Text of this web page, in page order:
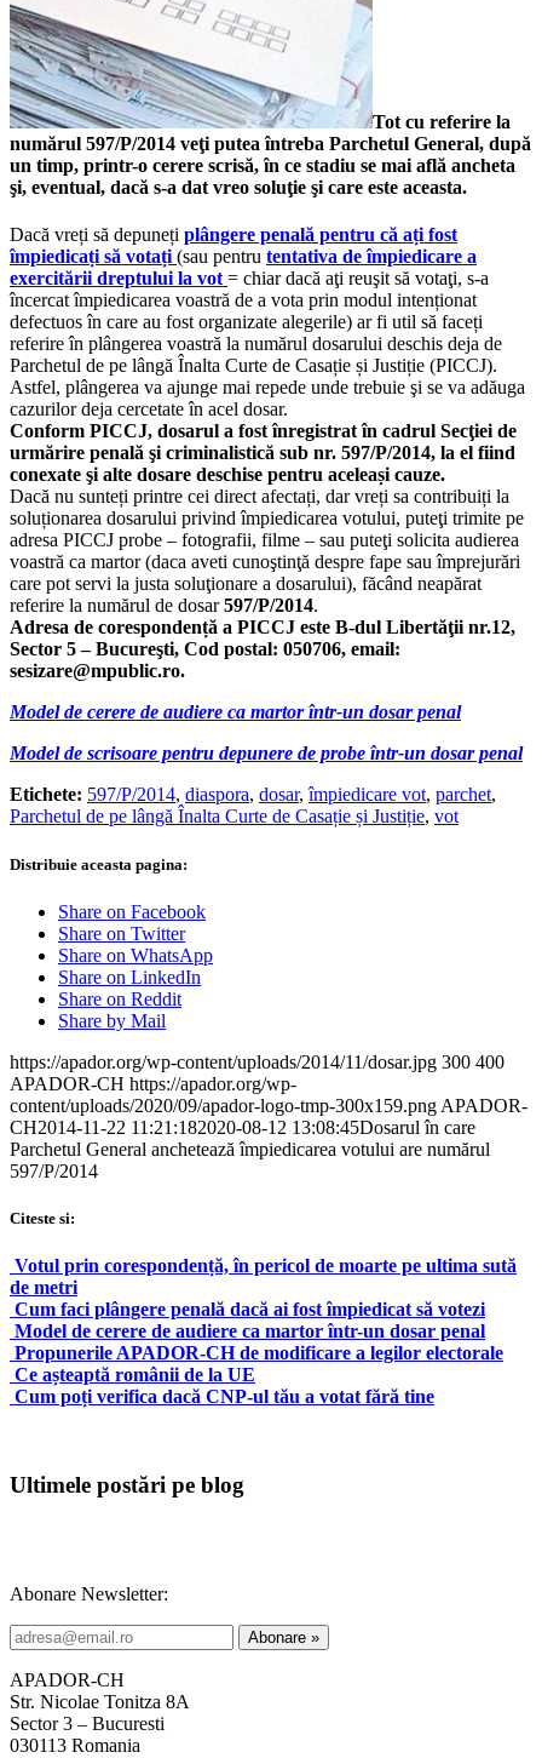
Tot cu referire la
numărul 597/P/2014 veţi putea întreba Parchetul General, după
un timp, printr-o cerere scrisă, în ce stadiu se mai află ancheta
şi, eventual, dacă s-a dat vreo soluţie şi care este aceasta.
Dacă vreți să depuneți plângere penală pentru că ați fost
împiedicați să votați (sau pentru tentativa de împiedicare a
exercitării dreptului la vot = chiar dacă aţi reuşit să votaţi, s-a
încercat împiedicarea voastră de a vota prin modul intenționat
defectuos în care au fost organizate alegerile) ar fi util să faceți
referire în plângerea voastră la numărul dosarului deschis deja de
Parchetul de pe lângă Înalta Curte de Casație și Justiție (PICCJ).
Astfel, plângerea va ajunge mai repede unde trebuie şi se va adăuga
cazurilor deja cercetate în acel dosar.
Conform PICCJ, dosarul a fost înregistrat în cadrul Secţiei de
urmărire penală şi criminalistică sub nr. 597/P/2014, la el fiind
conexate şi alte dosare deschise pentru aceleași cauze.
Dacă nu sunteți printre cei direct afectați, dar vreți sa contribuiți la
soluționarea dosarului privind împiedicarea votului, puteţi trimite pe
adresa PICCJ probe – fotografii, filme – sau puteţi solicita audierea
voastră ca martor (daca aveti cunoştinţă despre fape sau împrejurări
care pot servi la justa soluţionare a dosarului), făcând neapărat
referire la numărul de dosar597/P/2014.
Adresa de corespondență a PICCJ este B-dul Libertăţii nr.12,
Sector 5 – Bucureşti, Cod postal: 050706, email:
sesizare@mpublic.ro.
Model de cerere de audiere ca martor într-un dosar penal
Model de scrisoare pentru depunere de probe într-un dosar penal
Etichete: 597/P/2014, diaspora, dosar,împiedicare vot, parchet,
Parchetul de pe lângă Înalta Curte de Casație și Justiție, vot
Distribuie aceasta pagina:
Share on Facebook
Share on Twitter
Share on WhatsApp
Share on LinkedIn
Share on Reddit
Share by Mail
https://apador.org/wp-content/uploads/2014/11/dosar.jpg 300 400
APADOR-CH https://apador.org/wp-
content/uploads/2020/09/apador-logo-tmp-300x159.png APADOR-
CH2014-11-22 11:21:182020-08-12 13:08:45Dosarul în care
Parchetul General anchetează împiedicarea votului are numărul
597/P/2014
Citeste si:
Votul prin corespondență, în pericol de moarte pe ultima sută
de metri
Cum faci plângere penală dacă ai fost împiedicat să votezi
Model de cerere de audiere ca martor într-un dosar penal
Propunerile APADOR-CH de modificare a legilor electorale
Ce așteaptă românii de la UE
Cum poți verifica dacă CNP-ul tău a votat fără tine
Ultimele postări pe blog
Abonare Newsletter:
APADOR-CH
Str. Nicolae Tonitza 8A
Sector 3 – Bucuresti
030113 Romania